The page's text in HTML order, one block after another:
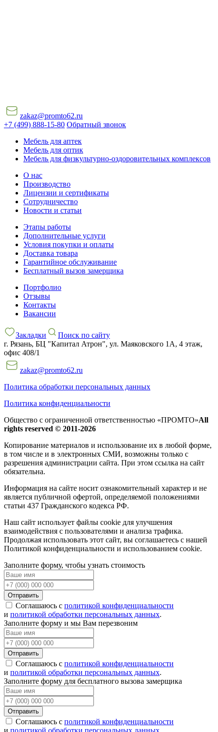
zakaz@promto62.ru
+7 (499) 888-15-80 Обратный звонок
Мебель для аптек
Мебель для оптик
Мебель для физкультурно-оздоровительных комплексов
О нас
Производство
Лицензии и сертификаты
Сотрудничество
Новости и статьи
Этапы работы
Дополнительные услуги
Условия покупки и оплаты
Доставка товара
Гарантийное обслуживание
Бесплатный вызов замерщика
Портфолио
Отзывы
Контакты
Вакансии
Закладки
Поиск по сайту
г. Рязань, БЦ "Капитал Атрон", ул. Маяковского 1А, 4 этаж,
офис 408/1
zakaz@promto62.ru
Политика обработки персональных данных
Политика конфиденциальности
Общество с ограниченной ответственностью «ПРОМТО»All
rights reserved © 2011-2026
Копирование материалов и использование их в любой форме,
в том числе и в электронных СМИ, возможны только c
разрешения администрации сайта. При этом ссылка на сайт
обязательна.
Информация на сайте носит ознакомительный характер и не
является публичной офертой, определяемой положениями
статьи 437 Гражданского кодекса РФ.
Наш сайт использует файлы cookie для улучшения
взаимодействия с пользователями и анализа трафика.
Продолжая использовать этот сайт, вы соглашаетесь с нашей
Политикой конфиденциальности и использованием cookie.
Заполните форму, чтобы узнать стоимость
Отправить
Соглашаюсь с политикой конфиденциальности
и политикой обработки персональных данных.
Заполните форму и мы Вам перезвоним
Отправить
Соглашаюсь с политикой конфиденциальности
и политикой обработки персональных данных.
Заполните форму для бесплатного вызова замерщика
Отправить
Соглашаюсь с политикой конфиденциальности
и политикой обработки персональных данных